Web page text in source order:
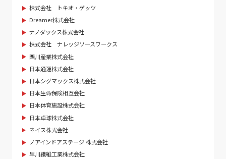
株式会社 トキオ・ゲッツ
Dreamer株式会社
ナノダックス株式会社
株式会社 ナレッジソースワークス
西川産業株式会社
日本通運株式会社
日本シグマックス株式会社
日本生命保険相互会社
日本体育施設株式会社
日本卓球株式会社
ネイス株式会社
ノアインドアステージ 株式会社
早川繊維工業株式会社